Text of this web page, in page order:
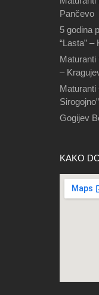
Pančevo
5 godina
“Lasta” –
Maturanti
–
Maturanti
Sirogojno”
Gogijev
KAKO